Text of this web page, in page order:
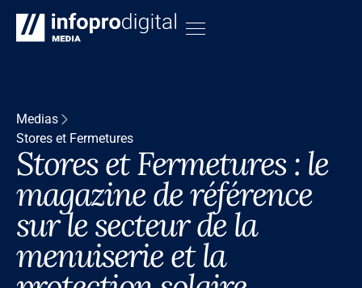
Medias
Stores et Fermetures
Stores et Fermetures : le
magazine de référence
sur le secteur de la
menuiserie et la